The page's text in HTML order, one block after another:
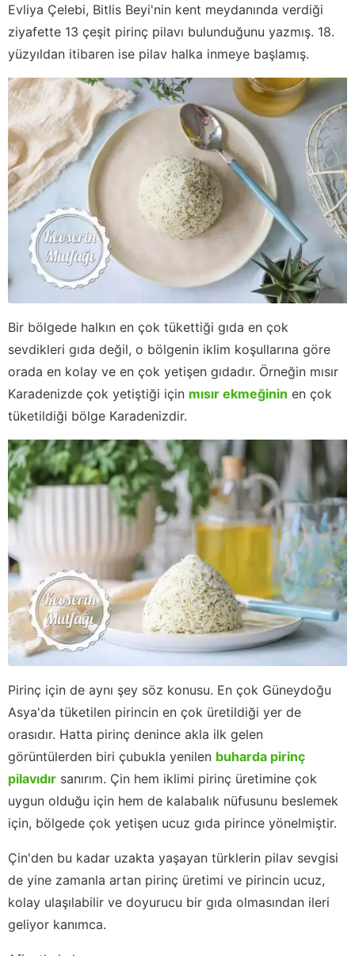
Evliya Çelebi, Bitlis Beyi'nin kent meydanında verdiği
ziyafette 13 çeşit pirinç pilavı bulunduğunu yazmış. 18.
yüzyıldan itibaren ise pilav halka inmeye başlamış.
Bir bölgede halkın en çok tükettiği gıda en çok
sevdikleri gıda değil, o bölgenin iklim koşullarına göre
orada en kolay ve en çok yetişen gıdadır. Örneğin mısır
Karadenizde çok yetiştiği için mısır ekmeğinin en çok
tüketildiği bölge Karadenizdir.
Pirinç için de aynı şey söz konusu. En çok Güneydoğu
Asya'da tüketilen pirincin en çok üretildiği yer de
orasıdır. Hatta pirinç denince akla ilk gelen
görüntülerden biri çubukla yenilen buharda pirinç
pilavıdır sanırım. Çin hem iklimi pirinç üretimine çok
uygun olduğu için hem de kalabalık nüfusunu beslemek
için, bölgede çok yetişen ucuz gıda pirince yönelmiştir.
Çin'den bu kadar uzakta yaşayan türklerin pilav sevgisi
de yine zamanla artan pirinç üretimi ve pirincin ucuz,
kolay ulaşılabilir ve doyurucu bir gıda olmasından ileri
geliyor kanımca.